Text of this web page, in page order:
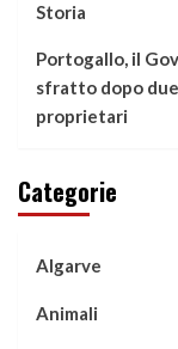
Storia
Portogallo, il
sfratto dopo
proprietari
Categorie
Algarve
Animali